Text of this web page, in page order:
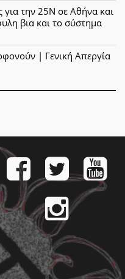
την 25Ν σε Αθήνα και
βια και το σύστημα
| Γενική Απεργία